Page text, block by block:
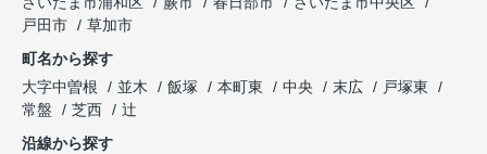
戸田市
草加市
町名から探す
大字中曽根
並木 飯塚 本町東 中央 末広
戸塚東
常盤
芝西
辻
沿線から探す